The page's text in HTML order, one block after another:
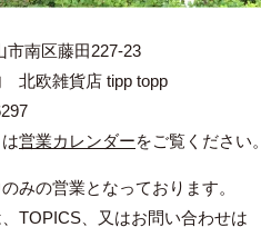
市南区藤田227-23
北欧雑貨店 tipp topp
営業カレンダーをご覧ください。
みの営業となっております。
TOPICS、又はお問い合わせは